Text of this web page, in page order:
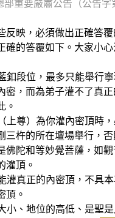
部重要嚴肅公告（公告字
反映，必須做出正確答
確的答覆如下。大家小
釦段位，最多只能舉行
密，而為弟子灌不了真
。
上尊）為你灌內密頂時
三杵的所在壇場舉行，
佛陀和等妙覺菩薩，如
灌頂。
灌真正的內密頂，不具本
頂。
小、地位的高低、是聖